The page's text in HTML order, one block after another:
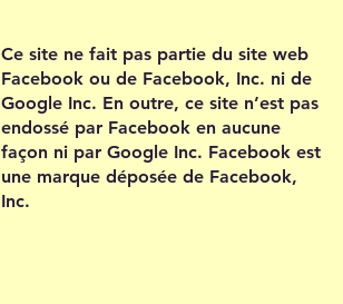
Ce site ne fait pas partie du site web
Facebook ou de Facebook, Inc. ni de
Google Inc. En outre, ce site n’est pas
endossé par Facebook en aucune
façon ni par Google Inc. Facebook est
une marque déposée de Facebook,
Inc.